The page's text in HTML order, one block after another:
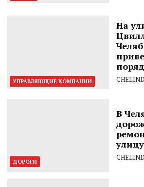
УПРАВЛЯЮЩИЕ КОМПАНИИ
На
ДОРОГИ
В